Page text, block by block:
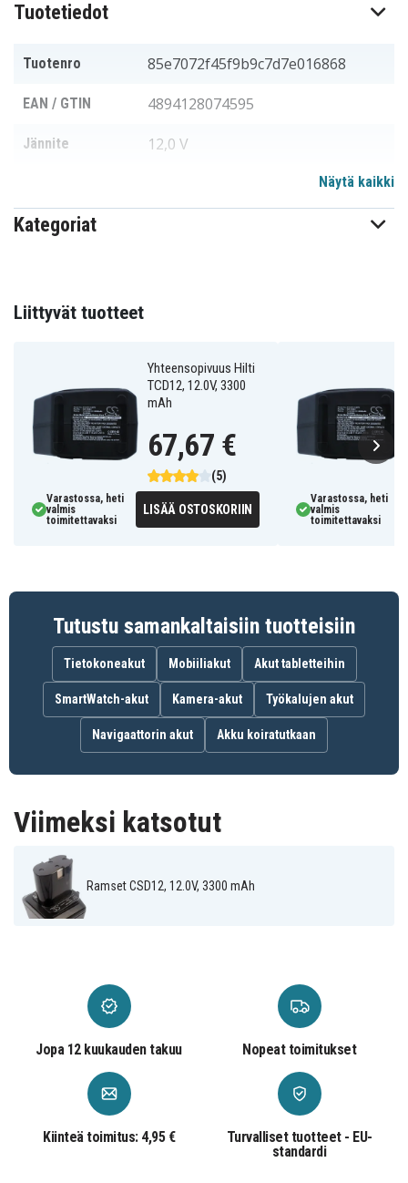
Tuotetiedot
Tuotenro 85e7072f45f9b9c7d7e016868
EAN / GTIN 4894128074595
Jännite 12,0 V
Mitat
Akku korvaa:
Akku on yhteensopiva seuraavien mallien kanssa:
Ramset CSD12
Skil HD3736
Näytä kaikki
Kategoriat
Liittyvät tuotteet
Yhteensopivuus Hilti
TCD12, 12.0V, 3300
mAh
(5)
67,67 €
Varastossa, heti
valmis
toimitettavaksi
LISÄÄ OSTOSKORIIN
Varastossa, heti
valmis
toimitettavaksi
Tutustu samankaltaisiin tuotteisiin
Tietokoneakut Mobiiliakut Akut tabletteihin
SmartWatch-akut Kamera-akut Työkalujen akut
Navigaattorin akut Akku koiratutkaan
Viimeksi katsotut
Ramset CSD12, 12.0V, 3300 mAh
Jopa 12 kuukauden takuu Nopeat toimitukset
Kiinteä toimitus: 4,95 €
Turvalliset tuotteet - EU-
standardi